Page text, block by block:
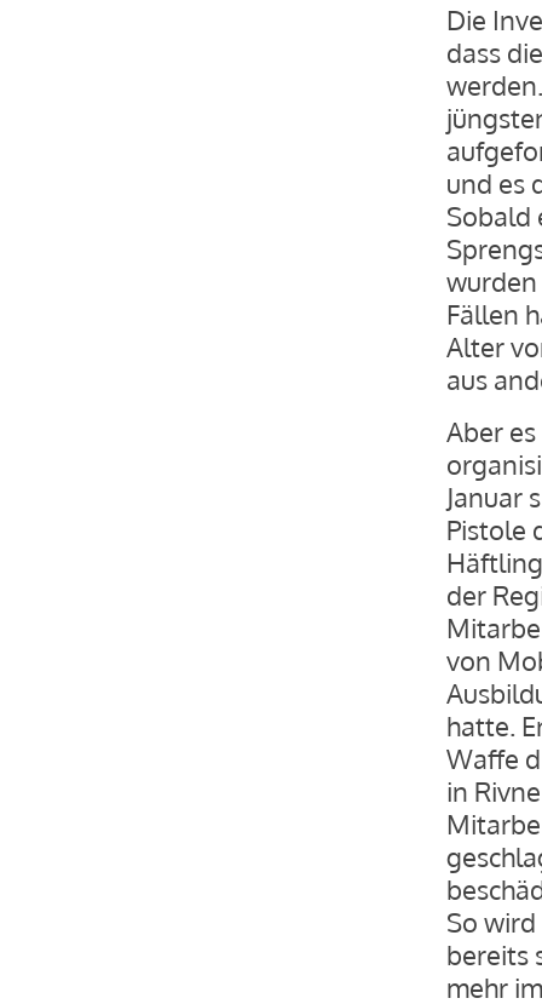
Die
dass
und es
Sobald
Fällen
Alter
aus
Aber
Januar
Pistole
der
von
hatte.
Waffe
in
So
bereits
mehr